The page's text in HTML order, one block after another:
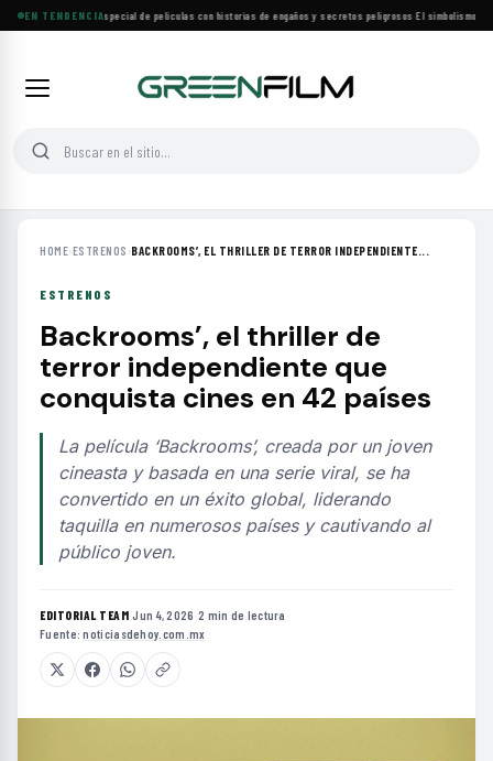
EN TENDENCIA
Lifetime estrena especial de películas con historias de engaños y secretos peligrosos·El simbolismo de
HOME›ESTRENOS ›BACKROOMS’, EL THRILLER DE TERROR INDEPENDIENTE...
ESTRENOS
Backrooms’, el thriller de
terror independiente que
conquista cines en 42 países
La película ‘Backrooms’, creada por un joven
cineasta y basada en una serie viral, se ha
convertido en un éxito global, liderando
taquilla en numerosos países y cautivando al
público joven.
EDITORIAL TEAM·Jun 4, 2026 ·2 min de lectura ·
Fuente:noticiasdehoy.com.mx